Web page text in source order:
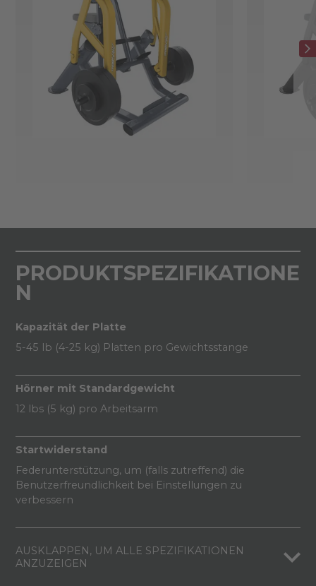
PRODUKTSPEZIFIKATIONE
N
Kapazität der Platte
5-45 lb (4-25 kg) Platten pro Gewichtsstange
Hörner mit Standardgewicht
12 lbs (5 kg) pro Arbeitsarm
Startwiderstand
Federunterstützung, um (falls zutreffend) die
Benutzerfreundlichkeit bei Einstellungen zu
verbessern
AUSKLAPPEN, UM ALLE SPEZIFIKATIONEN
ANZUZEIGEN